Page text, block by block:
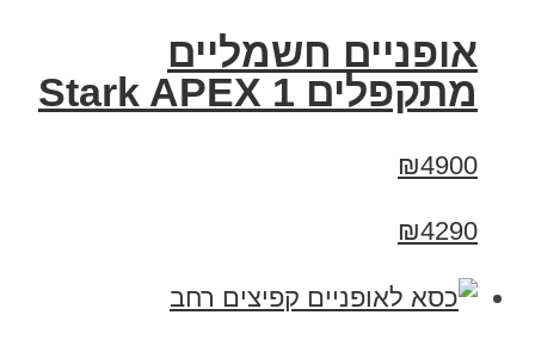
‏אופניים חשמליים
‏מתקפלים Stark APEX 1
₪4900
₪4290